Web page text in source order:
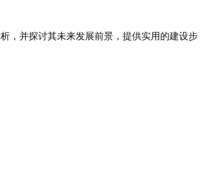
，并探讨其未来发展前景，提供实用的建设步